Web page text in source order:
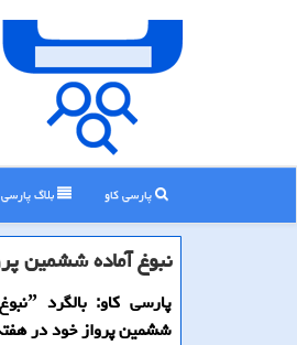
پارسی کاو بلاگ
نبوغ آماده ششمین
ششمین پرواز خود در